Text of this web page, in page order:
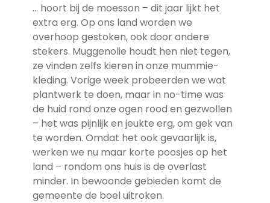
… hoort bij de moesson – dit jaar lijkt het
extra erg. Op ons land worden we
overhoop gestoken, ook door andere
stekers. Muggenolie houdt hen niet tegen,
ze vinden zelfs kieren in onze mummie-
kleding. Vorige week probeerden we wat
plantwerk te doen, maar in no-time was
de huid rond onze ogen rood en gezwollen
– het was pijnlijk en jeukte erg, om gek van
te worden. Omdat het ook gevaarlijk is,
werken we nu maar korte poosjes op het
land – rondom ons huis is de overlast
minder. In bewoonde gebieden komt de
gemeente de boel uitroken.